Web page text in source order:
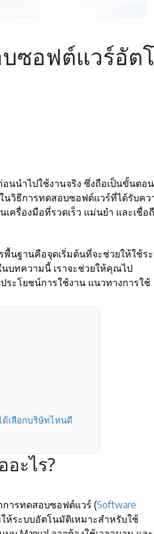
ซอฟต์แวร์อัต
นนำไปใช้งานจริง ซึ่งถือเป็นขั้นตอ
นวิธีการทดสอบซอฟต์แวร์ที่ได้รับคว
ครื่องมือที่รวดเร็ว แม่นยำ และเชื่อ
นฐานคือจุดเริ่มต้นที่จะช่วยให้ใช้ร
นบทความนี้ เราจะช่วยให้คุณไป
ะโยชน์การใช้งาน แนวทางการใช้
ด้เลือกบริษัทไหนดี
ะไร?
การทดสอบซอฟต์แวร์ (Software
ห้ระบบอัตโนมัติเหมาะสำหรับใช้